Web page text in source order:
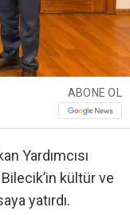
ABONE OL
Yardımcısı
kültür ve
yatırdı.